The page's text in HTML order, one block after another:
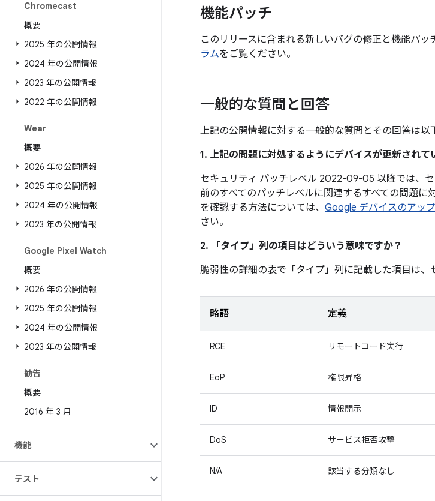
Chromecast
概要
2025 年の公開情報
2024 年の公開情報
2023 年の公開情報
2022 年の公開情報
Wear
概要
2026 年の公開情報
2025 年の公開情報
2024 年の公開情報
2023 年の公開情報
Google Pixel Watch
概要
2026 年の公開情報
2025 年の公開情報
2024 年の公開情報
2023 年の公開情報
勧告
概要
2016 年 3 月
機能
テスト
機能パッチ
このリリースに含まれる新しいバグの修正と機能パッ
ラムをご覧ください。
一般的な質問と回答
上記の公開情報に対する一般的な質問とその回答は以
1. 上記の問題に対処するようにデバイスが更新され
セキュリティ パッチレベル 2022-09-05 以降では、
前のすべてのパッチレベルに関連するすべての問題
を確認する方法については、 Google デバイスのアッ
さい。
2. 「タイプ」 列の項目はどういう意味ですか？
脆弱性の詳細の表で「タイプ」 列に記載した項目は、
略語 定義
RCE リモートコード実行
EoP 権限昇格
ID 情報開示
DoS サービス拒否攻撃
N/A 該当する分類なし